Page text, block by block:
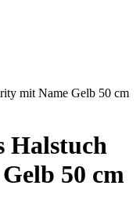
mit Name Gelb 50 cm
Halstuch
50 cm